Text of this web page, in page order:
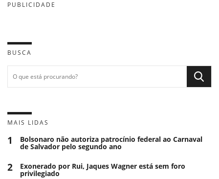
PUBLICIDADE
BUSCA
MAIS LIDAS
1 Bolsonaro não autoriza patrocínio federal ao Carnaval
de Salvador pelo segundo ano
2 Exonerado por Rui, Jaques Wagner está sem foro
privilegiado